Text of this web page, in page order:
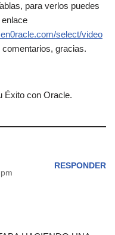
para verlos puedes
select/video
gracias.
Éxito con Oracle.
RESPONDER